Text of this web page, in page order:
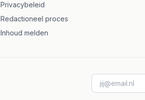
Privacybeleid
Redactioneel proces
Inhoud melden